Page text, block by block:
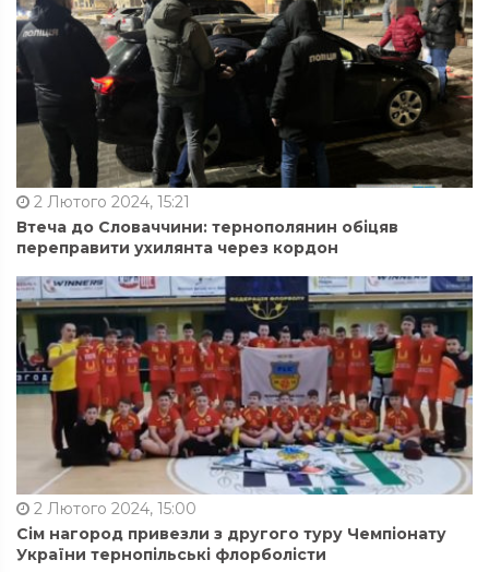
2 Лютого 2024, 15:21
Втеча до Словаччини: тернополянин обіцяв
переправити ухилянта через кордон
2 Лютого 2024, 15:00
Сім нагород привезли з другого туру Чемпіонату
України тернопільські флорболісти